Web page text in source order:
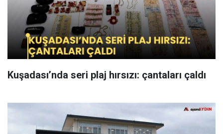
Kuşadası’nda seri plaj hırsızı: çantaları çaldı